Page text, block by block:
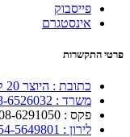
פייסבוק
אינסטגרם
פרטי התקשרות
כתובת : היוצר 20 קריית גת
משרד : 08-6526032
פקס : 08-6291050
לירון : 054-5649801